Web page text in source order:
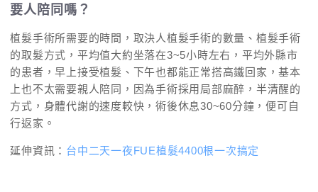
要人陪同嗎？
植髮手術所需要的時間，取決人植髮手術的數量、植髮手術
的取髮方式，平均值大約坐落在3~5小時左右，平均外縣市
的患者，早上接受植髮、下午也都能正常搭高鐵回家，基本
上也不太需要親人陪同，因為手術採用局部麻醉，半清醒的
方式，身體代謝的速度較快，術後休息30~60分鐘，便可自
行返家。
延伸資訊： 台中二天一夜FUE植髮4400根一次搞定